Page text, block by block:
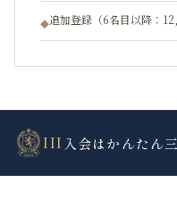
◆追加登録（6名目以降：
III 入会はかんたん